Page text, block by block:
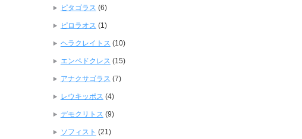
ピタゴラス (6)
ピロラオス (1)
ヘラクレイトス (10)
エンペドクレス (15)
アナクサゴラス (7)
レウキッポス (4)
デモクリトス (9)
ソフィスト (21)